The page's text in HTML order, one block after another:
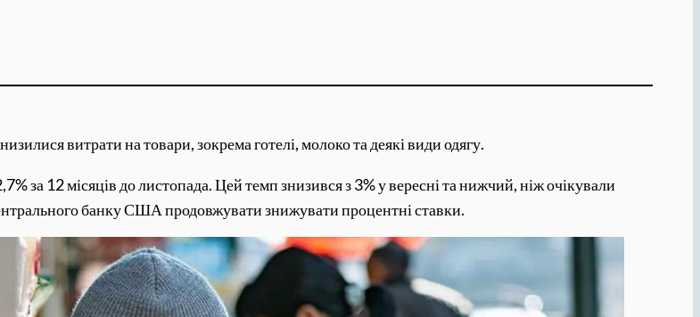
витрати на товари, зокрема готелі, молоко та деякі види одягу.
за 12 місяців до листопада. Цей темп знизився з 3% у вересні та нижчий, ніж очікували
банку США продовжувати знижувати процентні ставки.